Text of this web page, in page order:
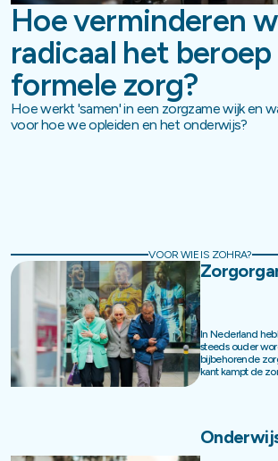
Hoe verminderen
radicaal het
formele zorg?
Hoe werkt 'samen' in een zorgzame wijk en
voor hoe we opleiden en het onderwijs?
VOOR WIE IS ZOHRA?
In Nederland
steeds ouder
bijbehorende
kant kampt de